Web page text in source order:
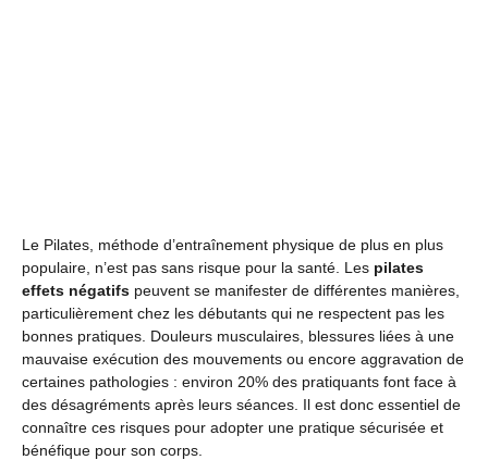
Le Pilates, méthode d’entraînement physique de plus en plus
populaire, n’est pas sans risque pour la santé. Les pilates
effets négatifs peuvent se manifester de différentes manières,
particulièrement chez les débutants qui ne respectent pas les
bonnes pratiques. Douleurs musculaires, blessures liées à une
mauvaise exécution des mouvements ou encore aggravation de
certaines pathologies : environ 20% des pratiquants font face à
des désagréments après leurs séances. Il est donc essentiel de
connaître ces risques pour adopter une pratique sécurisée et
bénéfique pour son corps.